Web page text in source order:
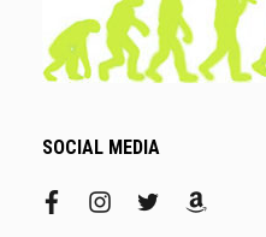
SOCIAL MEDIA
facebookinstagram
twitteramazon